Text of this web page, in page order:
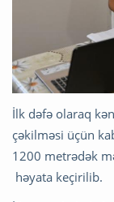
İlk dəfə olaraq
çəkilməsi üçün
1200 metrədək
həyata keçirilib.